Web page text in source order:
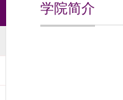
学院简介